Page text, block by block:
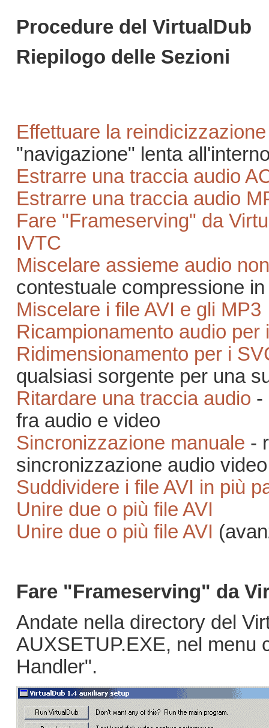
Procedure del VirtualDub
Riepilogo delle Sezioni
Effettuare la
"navigazione" lenta
Estrarre una traccia audio
Estrarre una traccia audio
Fare "Frameserving" da
IVTC
Miscelare assieme audio
contestuale compressione
Miscelare i file AVI e gli MP3
Ricampionamento audio per
Ridimensionamento per i
qualsiasi sorgente per una
Ritardare una traccia audio -
fra audio e video
Sincronizzazione manuale -
sincronizzazione audio video
Suddividere i file AVI in più
Unire due o più file AVI
Unire due o più file AVI
Fare "Frameserving" da
Andate nella directory del
AUXSETUP.EXE, nel menu
Handler".